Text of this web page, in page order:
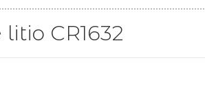
CR1632